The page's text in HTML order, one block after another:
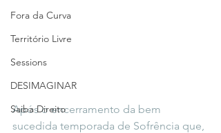
Fora da Curva
Território Livre
Sessions
DESIMAGINAR
Saiba Direito
Após o encerramento da bem
sucedida temporada de Sofrência que,